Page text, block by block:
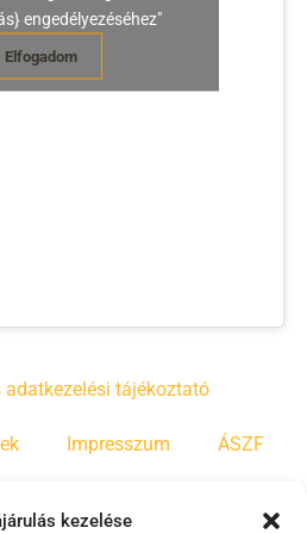
kezelése
engedélyezéséhez"
Elfogadom
adatkezelési tájékoztató
Impresszum ÁSZF